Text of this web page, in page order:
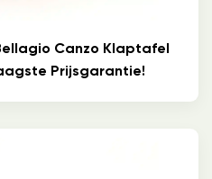
Canzo Klaptafel
Prijsgarantie!